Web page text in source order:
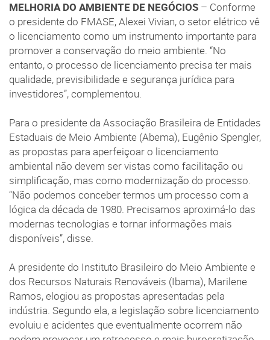
MELHORIA DO AMBIENTE DE NEGÓCIOS – Conforme
o presidente do FMASE, Alexei Vivian, o setor elétrico vê
o licenciamento como um instrumento importante para
promover a conservação do meio ambiente. “No
entanto, o processo de licenciamento precisa ter mais
qualidade, previsibilidade e segurança jurídica para
investidores”, complementou.
Para o presidente da Associação Brasileira de Entidades
Estaduais de Meio Ambiente (Abema), Eugênio Spengler,
as propostas para aperfeiçoar o licenciamento
ambiental não devem ser vistas como facilitação ou
simplificação, mas como modernização do processo.
“Não podemos conceber termos um processo com a
lógica da década de 1980. Precisamos aproximá-lo das
modernas tecnologias e tornar informações mais
disponíveis”, disse.
A presidente do Instituto Brasileiro do Meio Ambiente e
dos Recursos Naturais Renováveis (Ibama), Marilene
Ramos, elogiou as propostas apresentadas pela
indústria. Segundo ela, a legislação sobre licenciamento
evoluiu e acidentes que eventualmente ocorrem não